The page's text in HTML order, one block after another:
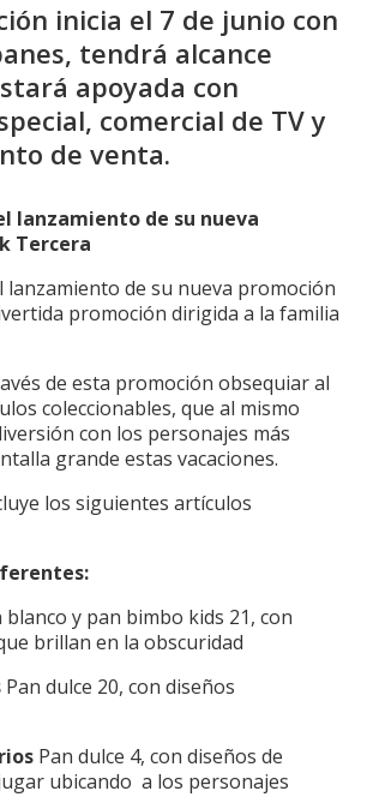
inicia el 7 de junio con
tendrá alcance
apoyada con
comercial de TV y
de venta.
lanzamiento de su nueva
Tercera
lanzamiento de su nueva promoción
promoción dirigida a la familia
de esta promoción obsequiar al
coleccionables, que al mismo
con los personajes más
grande estas vacaciones.
los siguientes artículos
blanco y pan bimbo kids 21, con
brillan en la obscuridad
Pan dulce 20, con diseños
Pan dulce 4, con diseños de
ubicando a los personajes